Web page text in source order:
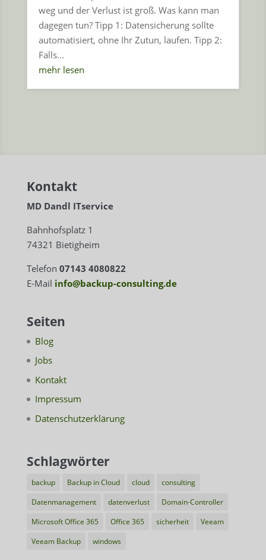
weg und der Verlust ist groß. Was kann man
dagegen tun? Tipp 1: Datensicherung sollte
automatisiert, ohne Ihr Zutun, laufen. Tipp 2:
Falls...
mehr lesen
Kontakt
MD Dandl ITservice
Bahnhofsplatz 1
74321 Bietigheim
Telefon 07143 4080822
E-Mail info@backup-consulting.de
Seiten
Blog
Jobs
Kontakt
Impressum
Datenschutzerklärung
Schlagwörter
backup Backup in Cloud cloud
consulting
Datenmanagement
datenverlust
Domain-Controller
Microsoft Office 365
Office 365 sicherheit
Veeam
Veeam Backup
windows